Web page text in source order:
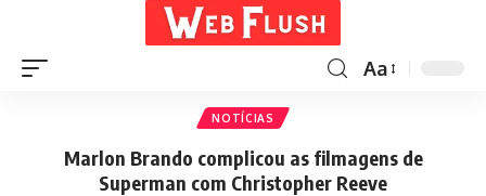
Aa
NOTÍCIAS
Marlon Brando complicou as filmagens de
Superman com Christopher Reeve